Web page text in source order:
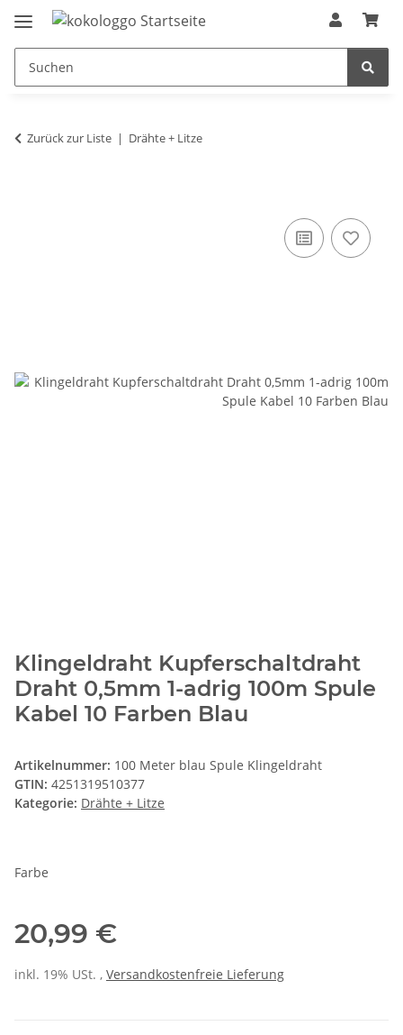
Zurück zur Liste Drähte + Litze
Klingeldraht Kupferschaltdraht
Draht 0,5mm 1-adrig 100m Spule
Kabel 10 Farben Blau
Artikelnummer: 100 Meter blau Spule Klingeldraht
GTIN: 4251319510377
Kategorie: Drähte + Litze
Farbe
20,99 €
inkl. 19% USt. , Versandkostenfreie Lieferung